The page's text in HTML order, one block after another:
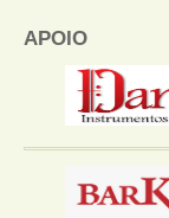
APOIO